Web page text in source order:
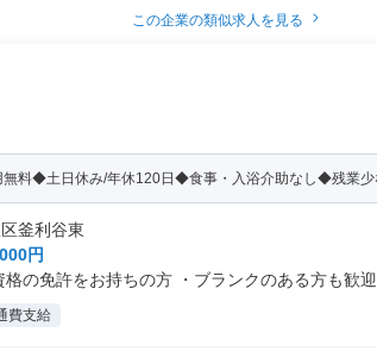
この企業の類似求人を見る
料◆土日休み/年休120日◆食事・入浴介助なし◆残業少
釜利谷東
円
の免許をお持ちの方 ・ブランクのある方も歓迎
費支給